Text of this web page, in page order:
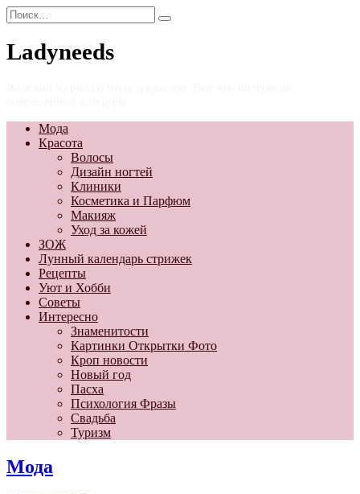
Перейти
к
содержанию
Search
for:
Ladyneeds
Мода
Красота
Волосы
Дизайн ногтей
Клиники
Косметика и Парфюм
Макияж
Уход за кожей
ЗОЖ
Лунный календарь стрижек
Рецепты
Уют и Хобби
Советы
Интересно
Знаменитости
Картинки Открытки Фото
Кроп новости
Новый год
Пасха
Психология Фразы
Свадьба
Туризм
Мода